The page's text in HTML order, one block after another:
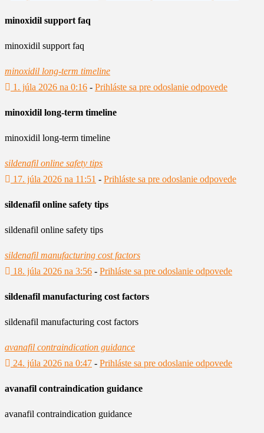
minoxidil support faq
minoxidil support faq
minoxidil long‑term timeline
1. júla 2026 na 0:16 - Prihláste sa pre odoslanie odpovede
minoxidil long‑term timeline
minoxidil long‑term timeline
sildenafil online safety tips
17. júla 2026 na 11:51 - Prihláste sa pre odoslanie odpovede
sildenafil online safety tips
sildenafil online safety tips
sildenafil manufacturing cost factors
18. júla 2026 na 3:56 - Prihláste sa pre odoslanie odpovede
sildenafil manufacturing cost factors
sildenafil manufacturing cost factors
avanafil contraindication guidance
24. júla 2026 na 0:47 - Prihláste sa pre odoslanie odpovede
avanafil contraindication guidance
avanafil contraindication guidance